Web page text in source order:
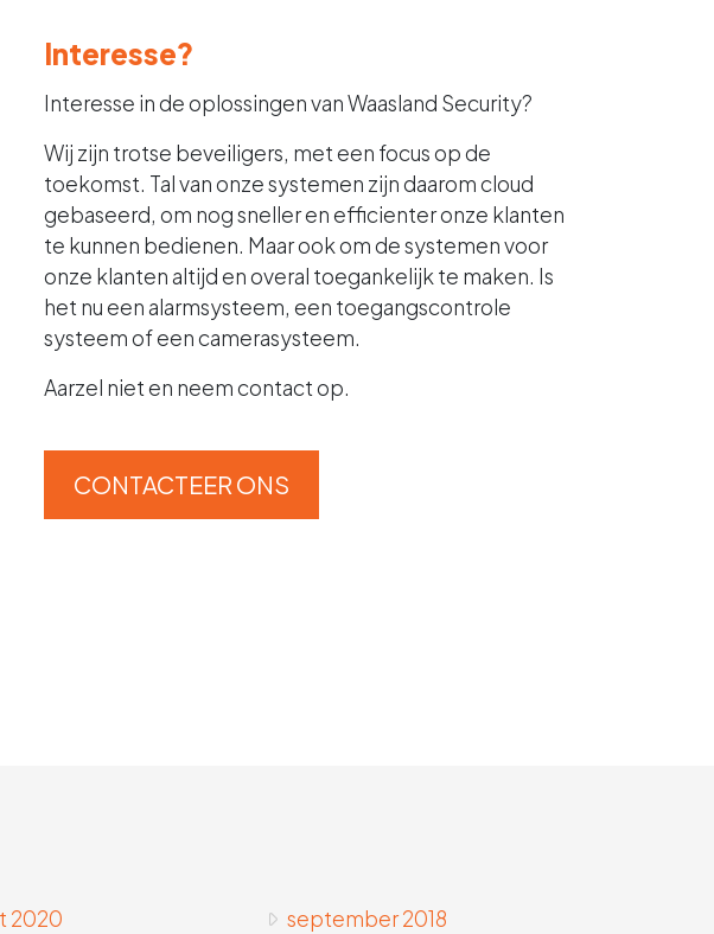
Interesse?
Interesse in de oplossingen van Waasland Security?
Wij zijn trotse beveiligers, met een focus op de
toekomst. Tal van onze systemen zijn daarom cloud
gebaseerd, om nog sneller en efficienter onze klanten
te kunnen bedienen. Maar ook om de systemen voor
onze klanten altijd en overal toegankelijk te maken. Is
het nu een alarmsysteem, een toegangscontrole
systeem of een camerasysteem.
Aarzel niet en neem contact op.
CONTACTEER ONS
2020
september 2018